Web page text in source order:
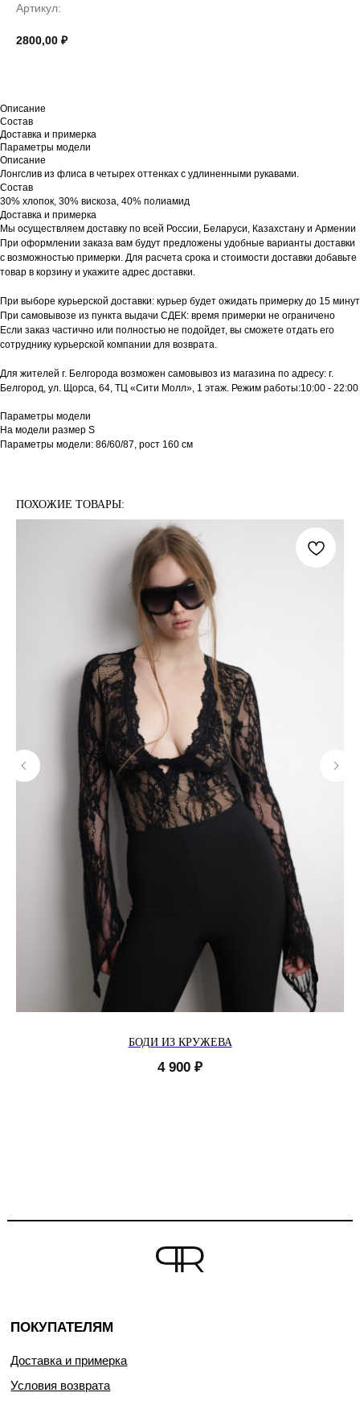
Артикул:
2800,00 ₽
Описание
Состав
Доставка и примерка
Параметры модели
Описание
Лонгслив из флиса в четырех оттенках с удлиненными рукавами.
Состав
30% хлопок, 30% вискоза, 40% полиамид
Доставка и примерка
Мы осуществляем доставку по всей России, Беларуси, Казахстану и Армении
При оформлении заказа вам будут предложены удобные варианты доставки
с возможностью примерки. Для расчета срока и стоимости доставки добавьте
товар в корзину и укажите адрес доставки.
При выборе курьерской доставки: курьер будет ожидать примерку до 15 минут
При самовывозе из пункта выдачи СДЕК: время примерки не ограничено
Если заказ частично или полностью не подойдет, вы сможете отдать его
сотруднику курьерской компании для возврата.
Для жителей г. Белгорода возможен самовывоз из магазина по адресу: г.
Белгород, ул. Щорса, 64, ТЦ «Сити Молл», 1 этаж. Режим работы:10:00 - 22:00
Параметры модели
На модели размер S
Параметры модели: 86/60/87, рост 160 см
ПОХОЖИЕ ТОВАРЫ:
БОДИ ИЗ КРУЖЕВА
4 900 ₽
ПОКУПАТЕЛЯМ
Доставка и примерка
Условия возврата